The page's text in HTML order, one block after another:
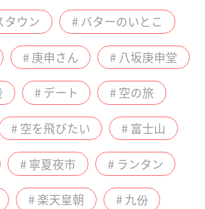
タウン # バターのいとこ
# 庚申さん # 八坂庚申堂
# デート # 空の旅
# 空を飛びたい # 富士山
# 寧夏夜市 # ランタン
# 楽天皇朝 # 九份